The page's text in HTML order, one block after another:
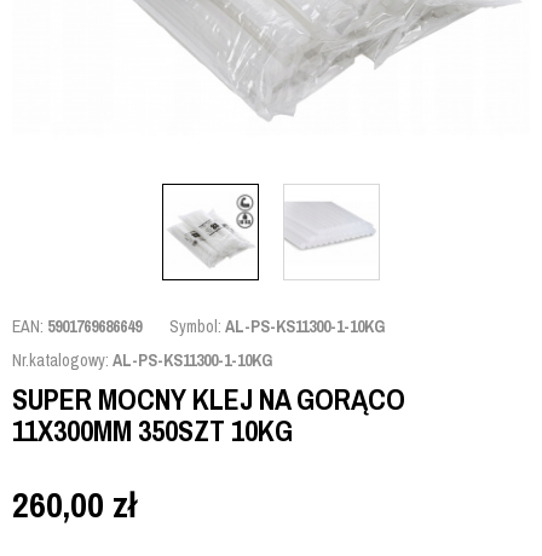
EAN: 5901769686649 Symbol: AL-PS-KS11300-1-10KG
Nr.katalogowy: AL-PS-KS11300-1-10KG
SUPER MOCNY KLEJ NA GORĄCO
11X300MM 350SZT 10KG
260,00 zł